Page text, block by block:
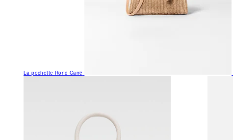
La pochette Rond Carré